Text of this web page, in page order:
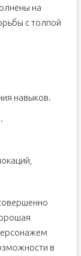
на
с толпой
навыков.
в